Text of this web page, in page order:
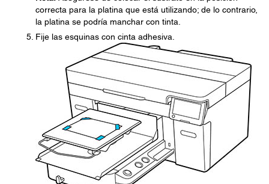
correcta para la platina que está utilizando; de lo contrario,
la platina se podría manchar con tinta.
Fije las esquinas con cinta adhesiva.